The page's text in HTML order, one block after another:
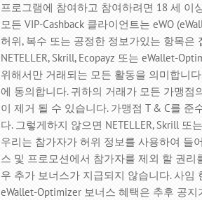
프로그램에 참여하고 참여하려면 18 세 이
모든 VIP-Cashback 클라이언트는 eWO
허위, 복수 또는 공정한 정보가있는 항목은
NETELLER, Skrill, Ecopayz 또는 eWallet-
위해서만 거래되는 모든 활동을 의미합니다.
에 동의합니다. 귀하의 거래가 모든 가맹점
이 제거 될 수 있습니다. 가맹점 T & C를 준
다. 그렇게하지 않으면 NETELLER, Skrill
우리는 참가자가 허위 정보를 사용하여 들
스 및 프로모션에서 참가자를 제외 할 권리
우 추가 보너스가 지급되지 않습니다. 사임
eWallet-Optimizer 보너스 혜택은 추후 공